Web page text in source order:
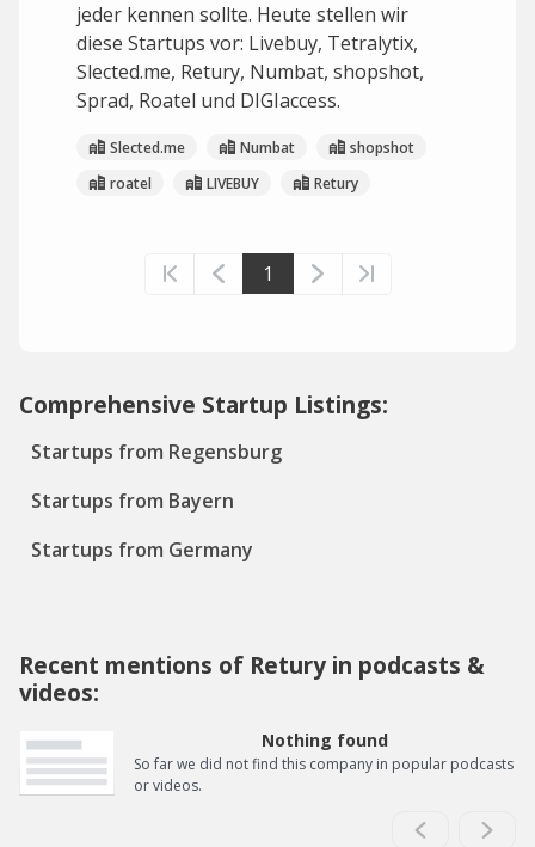
jeder kennen sollte. Heute stellen wir
diese Startups vor: Livebuy, Tetralytix,
Slected.me, Retury, Numbat, shopshot,
Sprad, Roatel und DIGIaccess.
Slected.me Numbat
shopshot
roatel
LIVEBUY Retury
1
Comprehensive Startup Listings:
Startups from Regensburg
Startups from Bayern
Startups from Germany
Recent mentions of Retury in podcasts &
videos:
Nothing found
So far we did not find this company in popular podcasts
or videos.